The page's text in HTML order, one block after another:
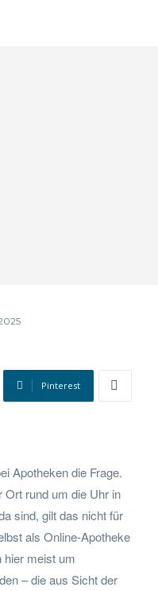
Pinterest
Apotheken die Frage.
rund um die Uhr in
sind, gilt das nicht für
als Online-Apotheke
hier meist um
– die aus Sicht der